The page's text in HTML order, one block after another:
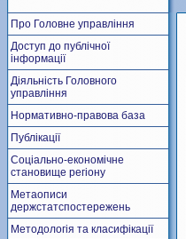
Про Головне управління
Доступ до публічної
інформації
Діяльність Головного
управління
Нормативно-правова база
Публікації
Соціально-економічне
становище регіону
Метаописи
держстатспостережень
Методологія та класифікації